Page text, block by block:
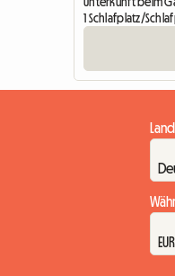
1 Schlafplatz/
Land